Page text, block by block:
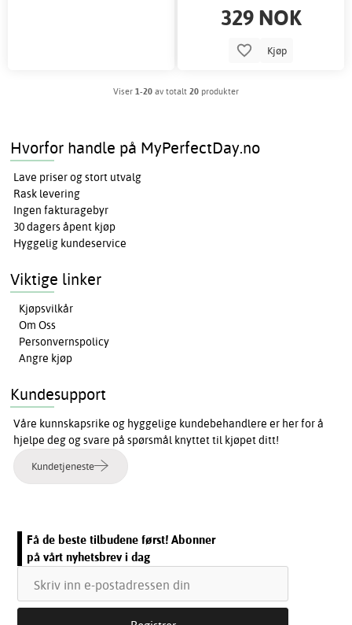
329 NOK
Kjøp
Viser 1-20 av totalt 20 produkter
Hvorfor handle på MyPerfectDay.no
Lave priser og stort utvalg
Rask levering
Ingen fakturagebyr
30 dagers åpent kjøp
Hyggelig kundeservice
Viktige linker
Kjøpsvilkår
Om Oss
Personvernspolicy
Angre kjøp
Kundesupport
Våre kunnskapsrike og hyggelige kundebehandlere er her for å
hjelpe deg og svare på spørsmål knyttet til kjøpet ditt!
Kundetjeneste
Få de beste tilbudene først! Abonner
på vårt nyhetsbrev i dag